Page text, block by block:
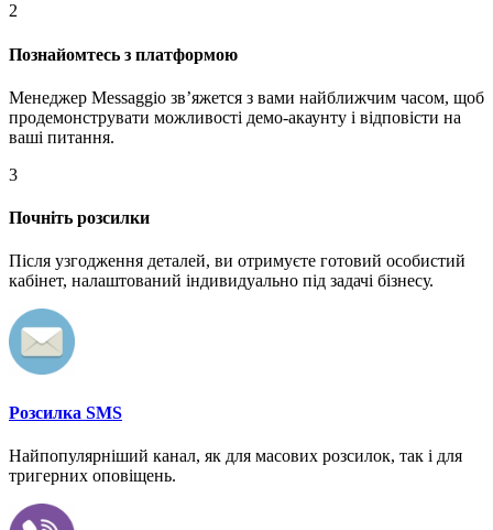
2
Познайомтесь з платформою
Менеджер Messaggio звʼяжется з вами найближчим часом, щоб
продемонструвати можливості демо-акаунту і відповісти на
ваші питання.
3
Почніть розсилки
Після узгодження деталей, ви отримуєте готовий особистий
кабінет, налаштований індивидуально під задачі бізнесу.
Розсилка SMS
Найпопулярніший канал, як для масових розсилок, так і для
тригерних оповіщень.